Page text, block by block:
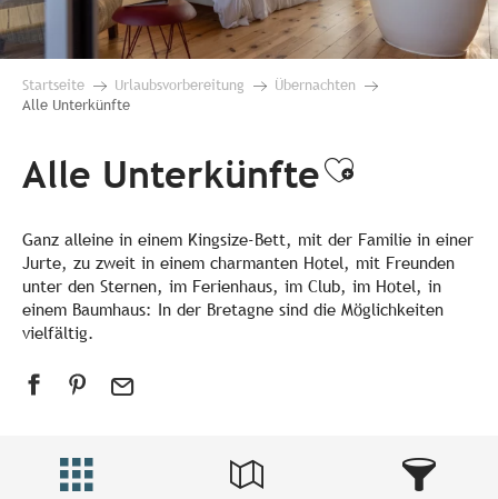
Startseite Urlaubsvorbereitung
Übernachten
Alle Unterkünfte
Alle UnterkünfteAjouter
Ganz alleine in einem Kingsize-Bett, mit der Familie in einer
Jurte, zu zweit in einem charmanten Hotel, mit Freunden
unter den Sternen, im Ferienhaus, im Club, im Hotel, in
einem Baumhaus: In der Bretagne sind die Möglichkeiten
vielfältig.